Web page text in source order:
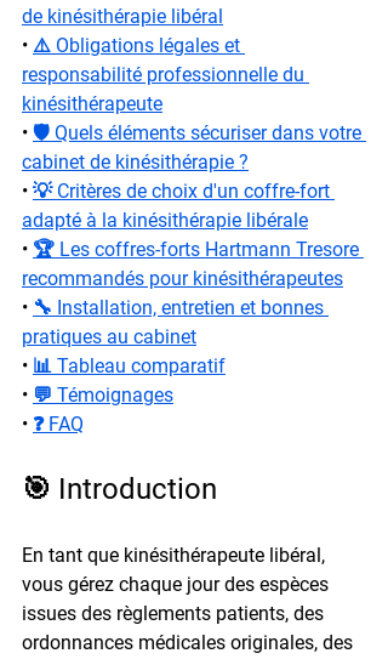
de kinésithérapie libéral
• ⚠️ Obligations légales et
responsabilité professionnelle du
kinésithérapeute
• 🛡️ Quels éléments sécuriser dans votre
cabinet de kinésithérapie ?
• 💡 Critères de choix d'un coffre-fort
adapté à la kinésithérapie libérale
• 🏆 Les coffres-forts Hartmann Tresore
recommandés pour kinésithérapeutes
• 🔧 Installation, entretien et bonnes
pratiques au cabinet
• 📊 Tableau comparatif
• 💬 Témoignages
• ❓ FAQ
🎯 Introduction
En tant que kinésithérapeute libéral,
vous gérez chaque jour des espèces
issues des règlements patients, des
ordonnances médicales originales, des